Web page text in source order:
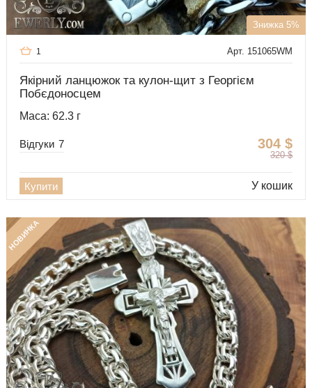
Знижка 5%
Арт. 151065WM
1
Якірний ланцюжок та кулон-щит з Георгієм
Побєдоносцем
Маса: 62.3 г
304 $
320 $
Відгуки 7
Купити У кошик
НОВИНКА